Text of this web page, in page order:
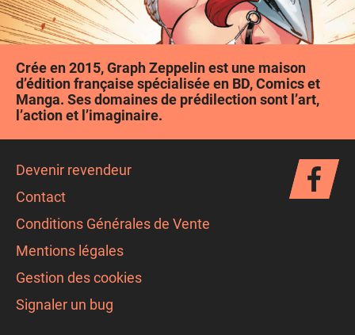
Crée en 2015, Graph Zeppelin est une maison
d’édition française spécialisée en BD, Comics et
Manga. Ses domaines de prédilection sont l’art,
l’action et l’imaginaire.
Devenir revendeur
Contact
Conditions Générales de Vente
Mentions légales
Gestion des cookies
Signaler un bug